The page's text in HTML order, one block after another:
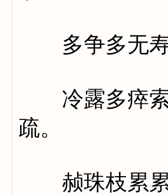
多争多无寿
冷露多瘁索
疏。
赪珠枝累累